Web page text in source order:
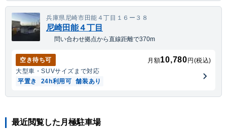
兵庫県尼崎市田能４丁目１６ー３８
尼崎田能４丁目
問い合わせ拠点から直線距離で370m
空き待ち可 月額10,780 円(税込)
大型車・SUVサイズまで対応
平置き
24h利用可 舗装あり
最近閲覧した月極駐車場